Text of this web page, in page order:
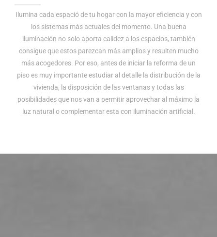
Ilumina cada espació de tu hogar con la mayor eficiencia y con
los sistemas más actuales del momento. Una buena
iluminación no solo aporta calidez a los espacios, también
consigue que estos parezcan más amplios y resulten mucho
más acogedores. Por eso, antes de iniciar la reforma de un
piso es muy importante estudiar al detalle la distribución de la
vivienda, la disposición de las ventanas y todas las
posibilidades que nos van a permitir aprovechar al máximo la
luz natural o complementar esta con iluminación artificial.